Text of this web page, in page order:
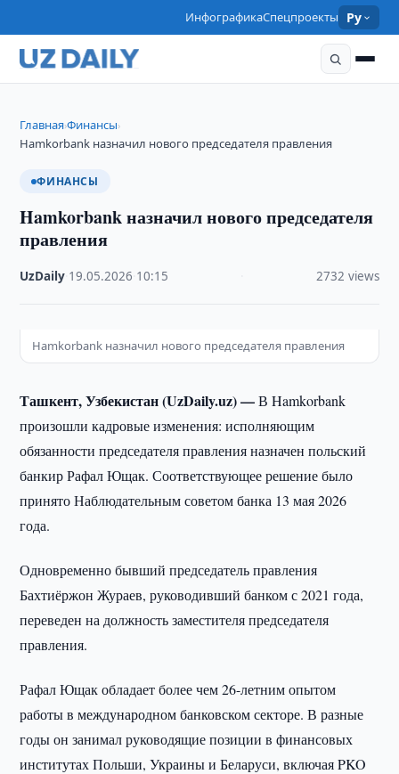
ИнфографикаСпецпроекты Ру
Главная›Финансы›
Hamkorbank назначил нового председателя правления
ФИНАНСЫ
Hamkorbank назначил нового председателя
правления
UzDaily 19.05.2026 10:15 2732 views
Hamkorbank назначил нового председателя правления
Ташкент, Узбекистан (UzDaily.uz) —В Hamkorbank
произошли кадровые изменения: исполняющим
обязанности председателя правления назначен польский
банкир Рафал Ющак. Соответствующее решение было
принято Наблюдательным советом банка 13 мая 2026
года.
Одновременно бывший председатель правления
Бахтиёржон Жураев, руководивший банком с 2021 года,
переведен на должность заместителя председателя
правления.
Рафал Ющак обладает более чем 26-летним опытом
работы в международном банковском секторе. В разные
годы он занимал руководящие позиции в финансовых
институтах Польши, Украины и Беларуси, включая PKO